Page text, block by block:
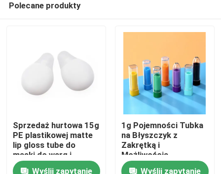
Polecane produkty
Sprzedaż hurtowa 15g
PE plastikowej matte
lip gloss tube do
maski do warg i
opakowań
Wyślij zapytanie
1g Pojemności Tubka
na Błyszczyk z
Zakrętką i
Możliwością
Personalizacji dla
Wyślij zapytanie